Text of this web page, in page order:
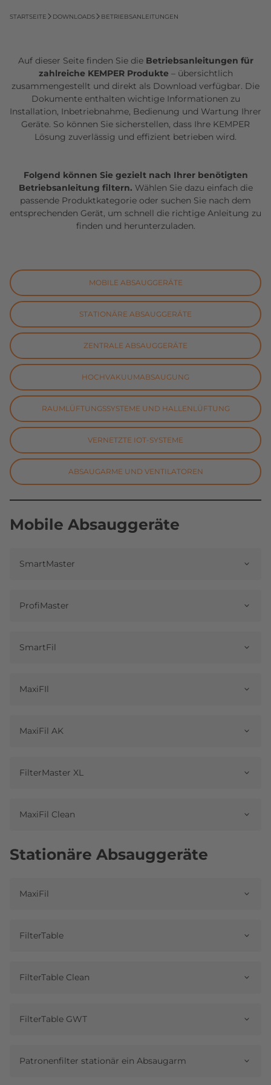
STARTSEITE DOWNLOADS BETRIEBSANLEITUNGEN
Auf dieser Seite finden Sie die Betriebsanleitungen für
zahlreiche KEMPER Produkte– übersichtlich
zusammengestellt und direkt als Download verfügbar. Die
Dokumente enthalten wichtige Informationen zu
Installation, Inbetriebnahme, Bedienung und Wartung Ihrer
Geräte. So können Sie sicherstellen, dass Ihre KEMPER
Lösung zuverlässig und effizient betrieben wird.
Folgend können Sie gezielt nach Ihrer benötigten
Betriebsanleitung filtern. Wählen Sie dazu einfach die
passende Produktkategorie oder suchen Sie nach dem
entsprechenden Gerät, um schnell die richtige Anleitung zu
finden und herunterzuladen.
MOBILE ABSAUGGERÄTE
STATIONÄRE ABSAUGGERÄTE
ZENTRALE ABSAUGGERÄTE
HOCHVAKUUMABSAUGUNG
RAUMLÜFTUNGSSYSTEME UND HALLENLÜFTUNG
VERNETZTE IOT-SYSTEME
ABSAUGARME UND VENTILATOREN
Mobile Absauggeräte
SmartMaster
ProfiMaster
SmartFil
MaxiFIl
MaxiFil AK
FilterMaster XL
MaxiFil Clean
Stationäre Absauggeräte
MaxiFil
FilterTable
FilterTable Clean
FilterTable GWT
Patronenfilter stationär ein Absaugarm